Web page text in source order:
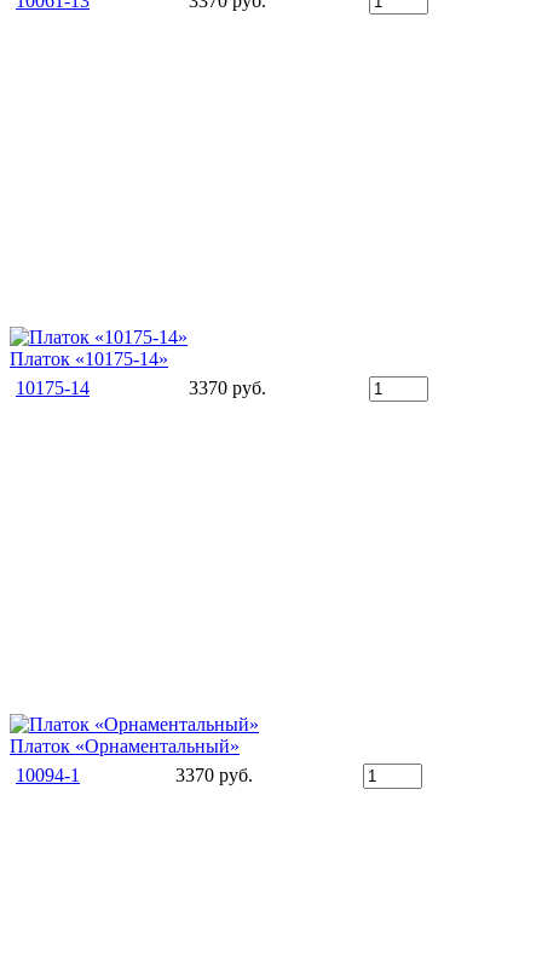
Платок «10175-14»
10175-14
3370 руб.
Платок «Орнаментальный»
10094-1
3370 руб.